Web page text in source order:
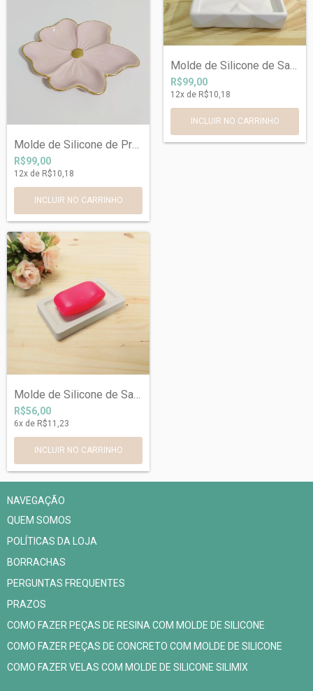
Molde de Silicone de Prato Flor em Silic...
R$99,00
12x de R$10,18
Molde de Silicone de Saboneteira Geométr...
R$99,00
12x de R$10,18
Molde de Silicone de Saboneteira Retangu...
R$56,00
6x de R$11,23
NAVEGAÇÃO
QUEM SOMOS
POLÍTICAS DA LOJA
BORRACHAS
PERGUNTAS FREQUENTES
PRAZOS
COMO FAZER PEÇAS DE RESINA COM MOLDE DE SILICONE
COMO FAZER PEÇAS DE CONCRETO COM MOLDE DE SILICONE
COMO FAZER VELAS COM MOLDE DE SILICONE SILIMIX